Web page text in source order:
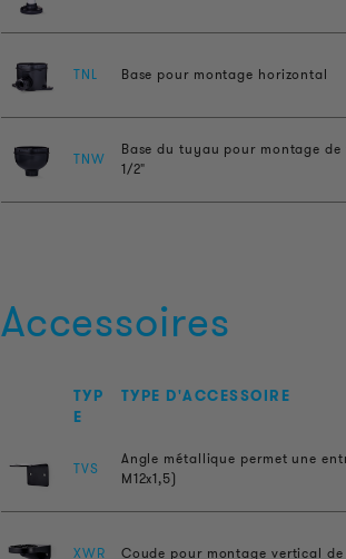
TNL Base pour montage horizontal
TNW
Base du tuyau pour montage de
1/2"
Accessoires
TYP
E
TYPE D'ACCESSOIRE
TVS
Angle métallique permet une
M12x1,5)
XWR Coude pour montage vertical